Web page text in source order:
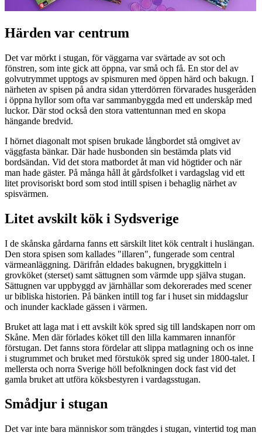
Härden var centrum
Det var mörkt i stugan, för väggarna var svärtade av sot och
fönstren, som inte gick att öppna, var små och få. En stor del av
golvutrymmet upptogs av spismuren med öppen härd och bakugn. I
närheten av spisen på andra sidan ytterdörren förvarades husgeråden
i öppna hyllor som ofta var sammanbyggda med ett underskåp med
luckor. Där stod också den stora vattentunnan med en skopa
hängande bredvid.
I hörnet diagonalt mot spisen brukade långbordet stå omgivet av
väggfasta bänkar. Där hade husbonden sin bestämda plats vid
bordsändan. Vid det stora matbordet åt man vid högtider och när
man hade gäster. På många håll åt gårdsfolket i vardagslag vid ett
litet provisoriskt bord som stod intill spisen i behaglig närhet av
spisvärmen.
Litet avskilt kök i Sydsverige
I de skånska gårdarna fanns ett särskilt litet kök centralt i huslängan.
Den stora spisen som kallades "illaren", fungerade som central
värmeanläggning. Därifrån eldades bakugnen, bryggkitteln i
grovköket (sterset) samt sättugnen som värmde upp själva stugan.
Sättugnen var uppbyggd av järnhällar som dekorerades med scener
ur bibliska historien. På bänken intill tog far i huset sin middagslur
och inunder kacklade gässen i värmen.
Bruket att laga mat i ett avskilt kök spred sig till landskapen norr om
Skåne. Men där förlades köket till den lilla kammaren innanför
förstugan. Det fanns stora fördelar att slippa matlagning och os inne
i stugrummet och bruket med förstukök spred sig under 1800-talet. I
mellersta och norra Sverige höll befolkningen dock fast vid det
gamla bruket att utföra köksbestyren i vardagsstugan.
Smådjur i stugan
Det var inte bara människor som trängdes i stugan, vintertid tog man